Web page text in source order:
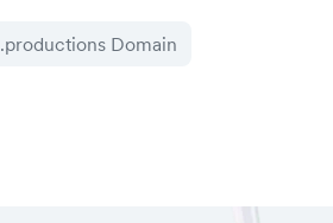
.productions Domain